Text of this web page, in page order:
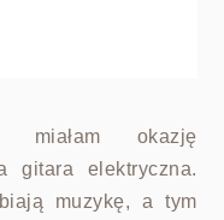
miałam okazję
gitara elektryczna.
muzykę, a tym